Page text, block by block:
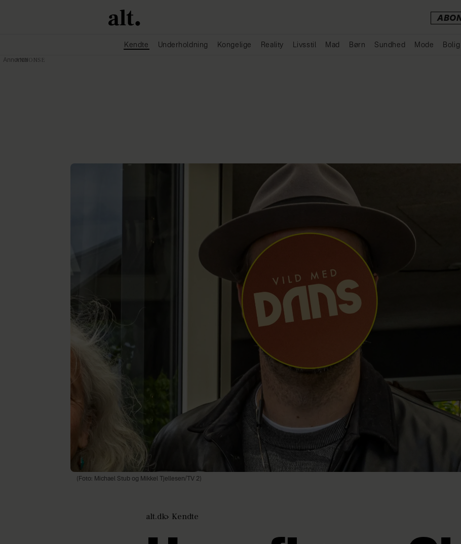
Kendte Underholdning Kongelige Reality Livsstil Mad Børn Sundhed Mode Bolig
(Foto: Michael Stub og Mikkel Tjellesen/TV 2)
alt.dk Kendte
Annonce